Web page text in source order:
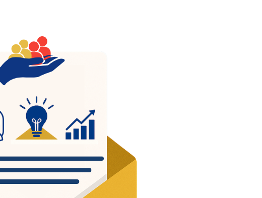
Fonction Publique à
l’image de la société
Soutenir les talents dans leur
diversité : un enjeu de justice et
d’efficacité
Vous êtes agent public et vous
partagez nos valeurs ? Venez à
notre rencontre !
Prenez contact avec nous.